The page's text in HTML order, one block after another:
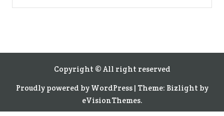
Copyright © All right reserved
Proudly powered by WordPress | Theme: Bizlight by
eVisionThemes.